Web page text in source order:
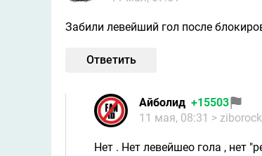
Забили левейший гол после
Ответить
Айболид +15503
11 мая, 08:31 > ziborock
Нет . Нет левейшео гола , нет